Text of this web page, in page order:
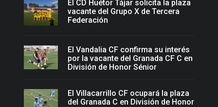
El CD Huétor Tájar solicita la plaza
vacante del Grupo X de Tercera
Federación
El Vandalia CF confirma su interés
por la vacante del Granada CF C en
División de Honor Sénior
El Villacarrillo CF ocupará la plaza
del Granada C en División de Honor